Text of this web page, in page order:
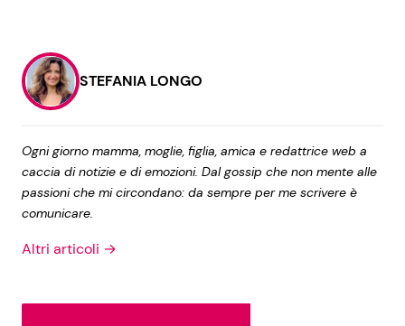
STEFANIA LONGO
Ogni giorno mamma, moglie, figlia, amica e redattrice web a
caccia di notizie e di emozioni. Dal gossip che non mente alle
passioni che mi circondano: da sempre per me scrivere è
comunicare.
Altri articoli →